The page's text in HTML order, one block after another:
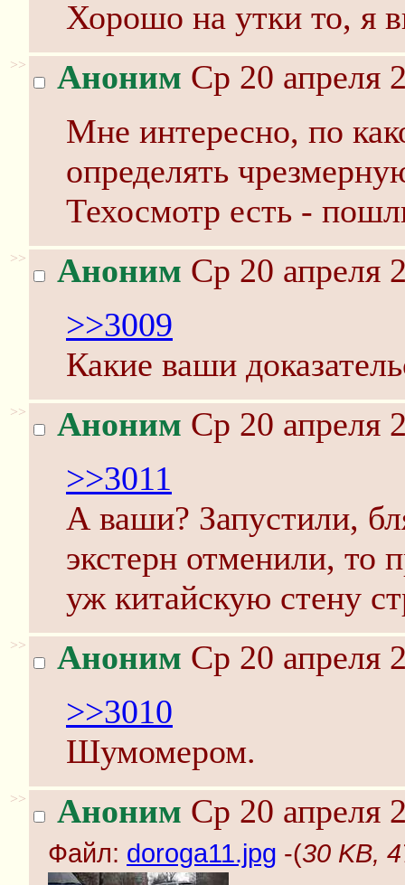
Хорошо на утки то, я
>> Аноним Ср 20 апреля
Мне интересно, по
определять
Техосмотр есть -
>> Аноним Ср 20 апреля
>>3009
Какие ваши
>> Аноним Ср 20 апреля
>>3011
А ваши? Запустили,
экстерн отменили, то
уж китайскую стену
>> Аноним Ср 20 апреля
>>3010
Шумомером.
>> Аноним Ср 20 апреля
Файл: doroga11.jpg -(30 KB,